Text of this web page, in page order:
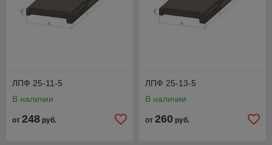
ЛПФ 25-11-5
В наличии
от 248 руб.
ЛПФ 25-13-5
В наличии
от 260 руб.